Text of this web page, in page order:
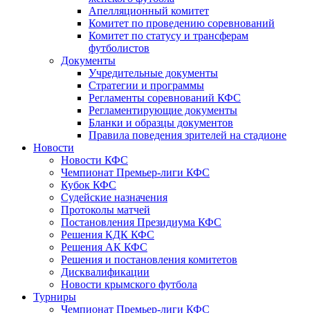
Апелляционный комитет
Комитет по проведению соревнований
Комитет по статусу и трансферам
футболистов
Документы
Учредительные документы
Стратегии и программы
Регламенты соревнований КФС
Регламентирующие документы
Бланки и образцы документов
Правила поведения зрителей на стадионе
Новости
Новости КФС
Чемпионат Премьер-лиги КФС
Кубок КФС
Судейские назначения
Протоколы матчей
Постановления Президиума КФС
Решения КДК КФС
Решения АК КФС
Решения и постановления комитетов
Дисквалификации
Новости крымского футбола
Турниры
Чемпионат Премьер-лиги КФС